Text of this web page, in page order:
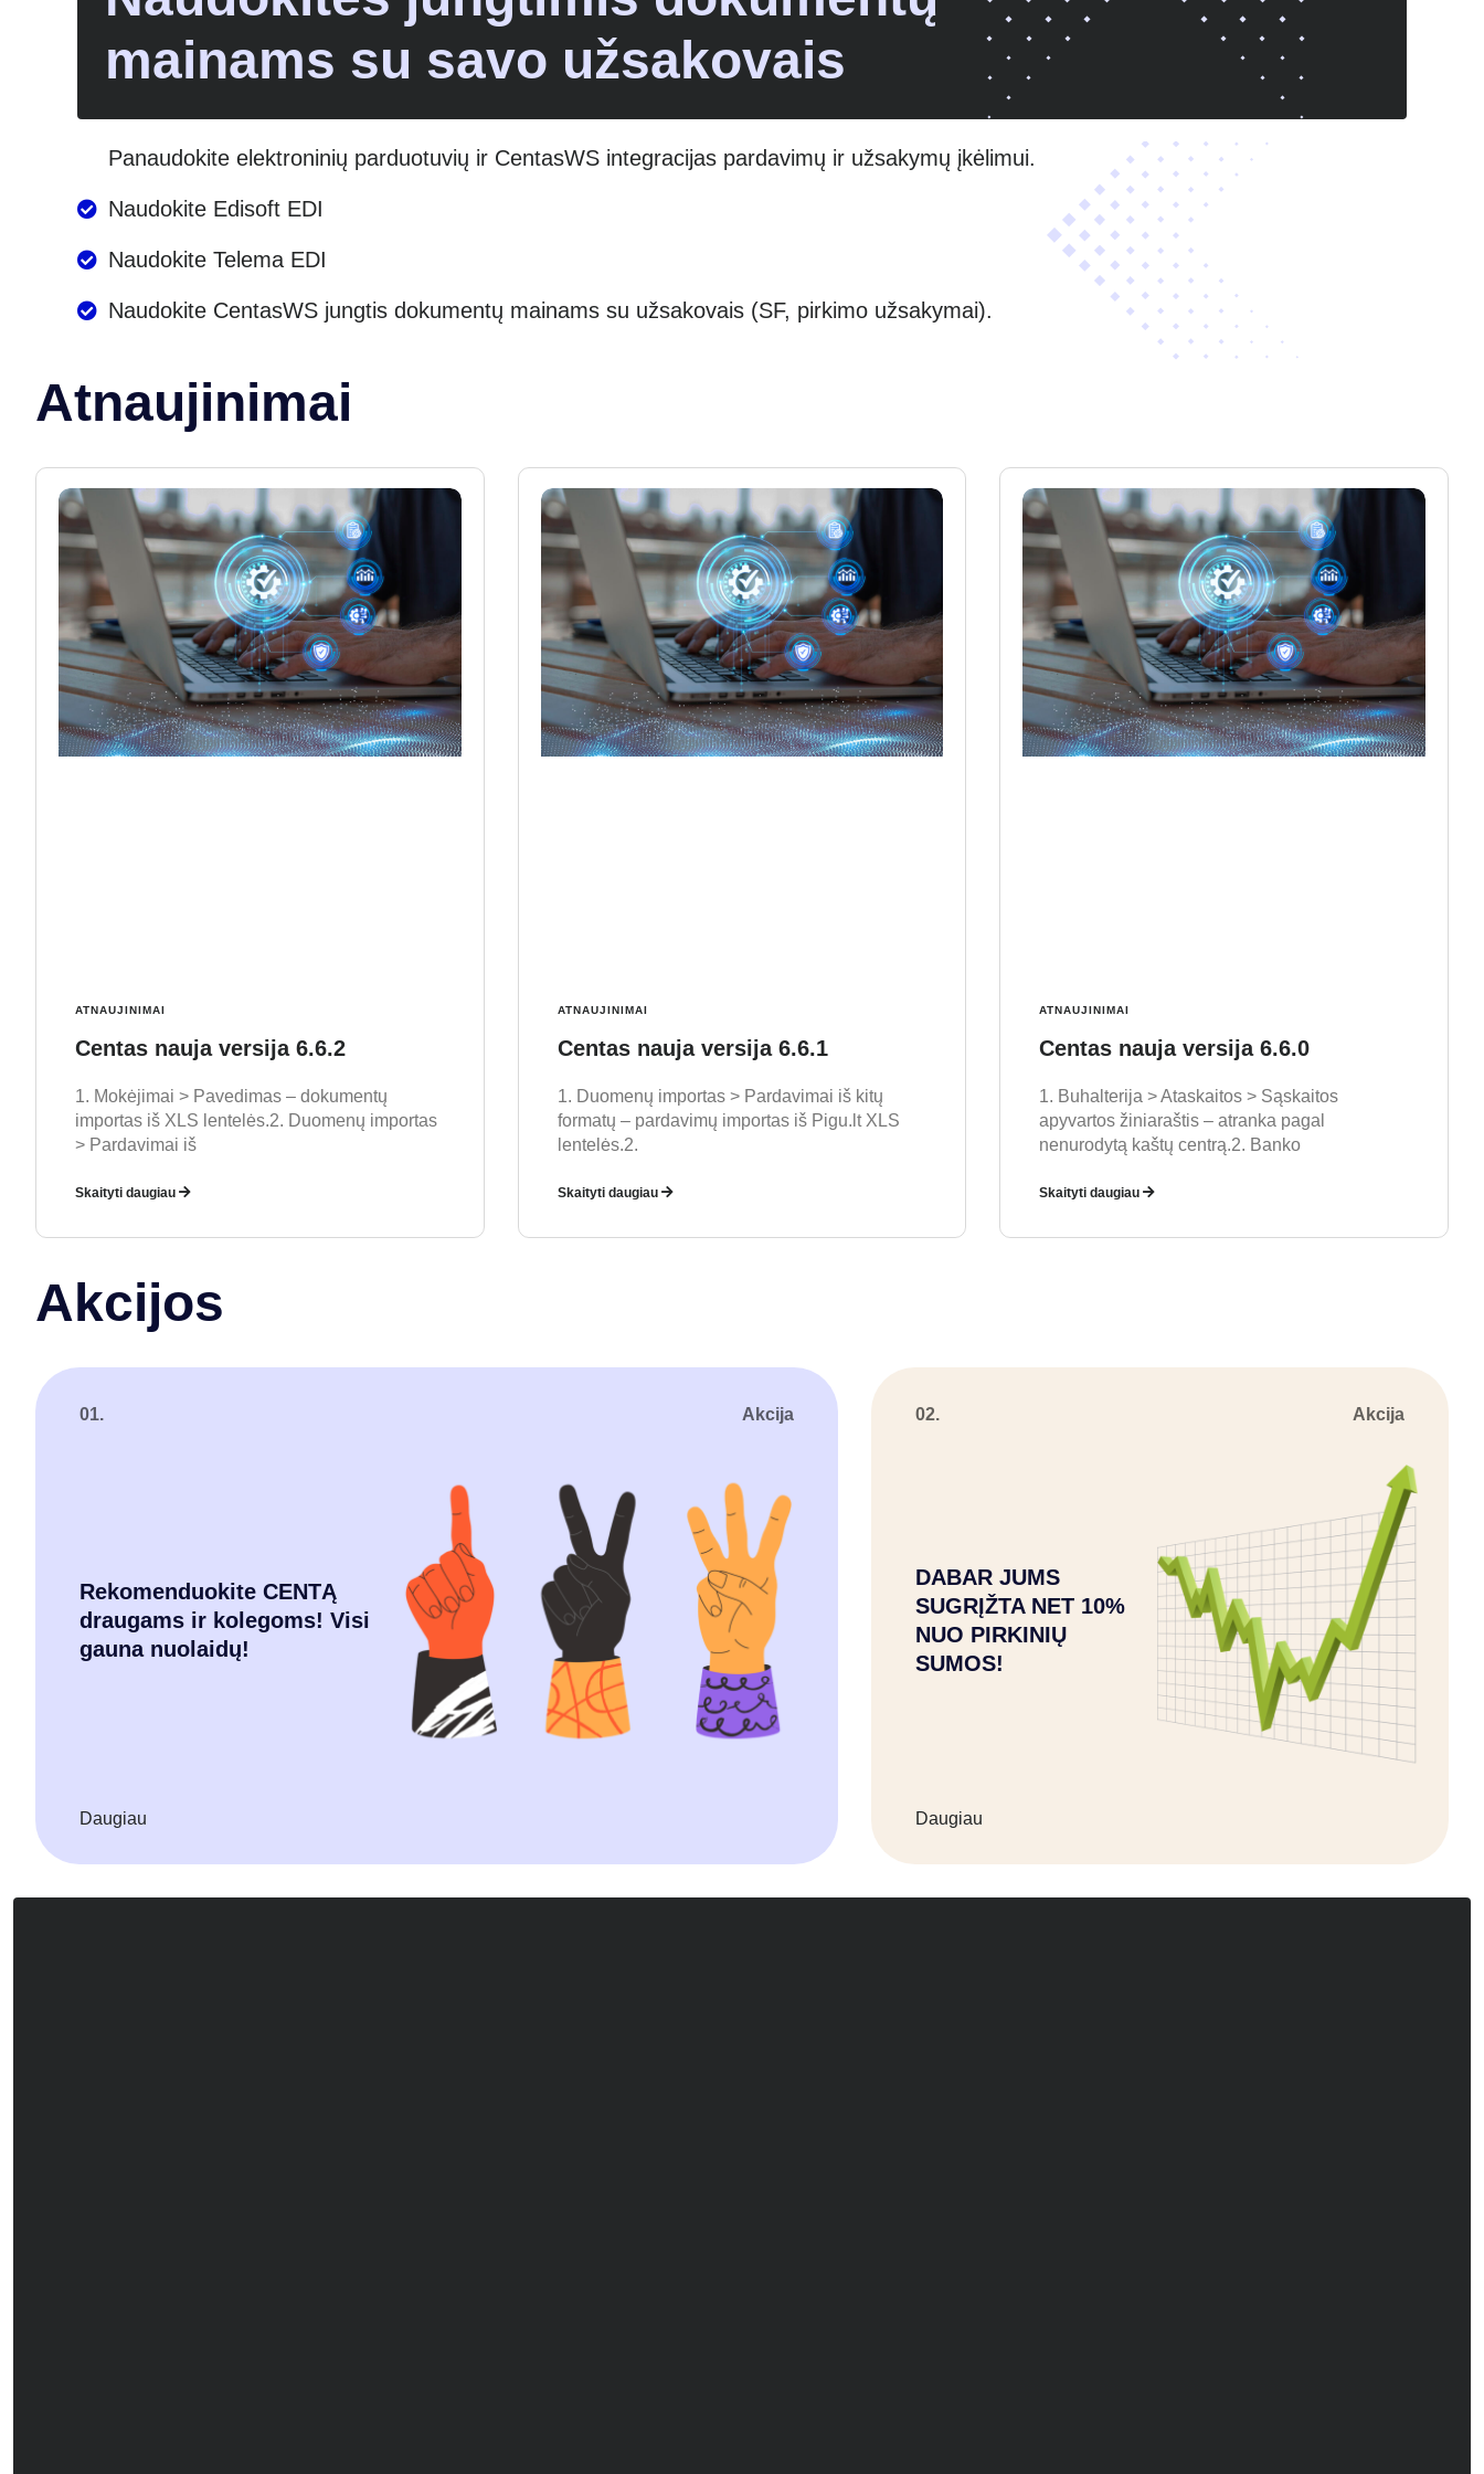
mainams su savo užsakovais
Panaudokite elektroninių parduotuvių ir CentasWS integracijas pardavimų ir užsakymų įkėlimui.
Naudokite Edisoft EDI
Naudokite Telema EDI
Naudokite CentasWS jungtis dokumentų mainams su užsakovais (SF, pirkimo užsakymai).
Atnaujinimai
ATNAUJINIMAI
Centas nauja versija 6.6.2
1. Mokėjimai > Pavedimas – dokumentų
importas iš XLS lentelės.2. Duomenų importas
> Pardavimai iš
Skaityti daugiau
ATNAUJINIMAI
Centas nauja versija 6.6.1
1. Duomenų importas > Pardavimai iš kitų
formatų – pardavimų importas iš Pigu.lt XLS
lentelės.2.
Skaityti daugiau
ATNAUJINIMAI
Centas nauja versija 6.6.0
1. Buhalterija > Ataskaitos > Sąskaitos
apyvartos žiniaraštis – atranka pagal
nenurodytą kaštų centrą.2. Banko
Skaityti daugiau
Akcijos
01. Akcija
Rekomenduokite CENTĄ
draugams ir kolegoms! Visi
gauna nuolaidų!
Daugiau
02. Akcija
DABAR JUMS
SUGRĮŽTA NET 10%
NUO PIRKINIŲ
SUMOS!
Daugiau